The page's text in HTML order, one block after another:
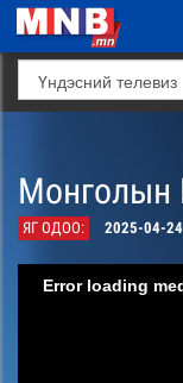
Монголын
ЯГ ОДОО: 2025-04-
Error loading